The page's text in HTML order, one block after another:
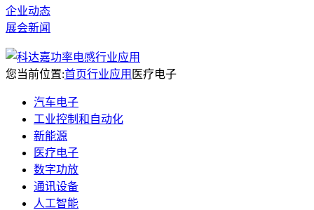
企业动态
展会新闻
您当前位置:首页行业应用 医疗电子
汽车电子
工业控制和自动化
新能源
医疗电子
数字功放
通讯设备
人工智能